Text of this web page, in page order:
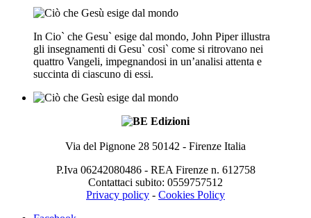
In Cio` che Gesu` esige dal mondo, John Piper illustra
gli insegnamenti di Gesu` cosi` come si ritrovano nei
quattro Vangeli, impegnandosi in un’analisi attenta e
succinta di ciascuno di essi.
Via del Pignone 28 50142 - Firenze Italia
P.Iva 06242080486 - REA Firenze n. 612758
Contattaci subito: 0559757512
Privacy policy - Cookies Policy